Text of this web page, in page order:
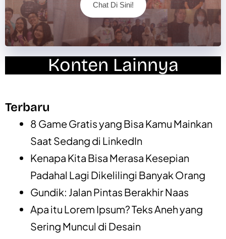
Chat Di Sini!
Konten Lainnya
Terbaru
8 Game Gratis yang Bisa Kamu Mainkan
Saat Sedang di LinkedIn
Kenapa Kita Bisa Merasa Kesepian
Padahal Lagi Dikelilingi Banyak Orang
Gundik: Jalan Pintas Berakhir Naas
Apa itu Lorem Ipsum? Teks Aneh yang
Sering Muncul di Desain